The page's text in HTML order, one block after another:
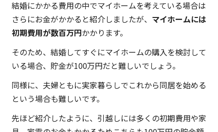
結婚にかかる費用の中でマイホームを考えている場合は
さらにお金がかかると紹介しましたが、 マイホームには
初期費用が数百万円かかります。
そのため、結婚してすぐにマイホームの購入を検討して
いる場合、貯金が100万円だと難しいでしょう。
同様に、夫婦ともに実家暮らしでこれから同居を始める
という場合も難しいです。
先ほど紹介したように、引越しには多くの初期費用や家